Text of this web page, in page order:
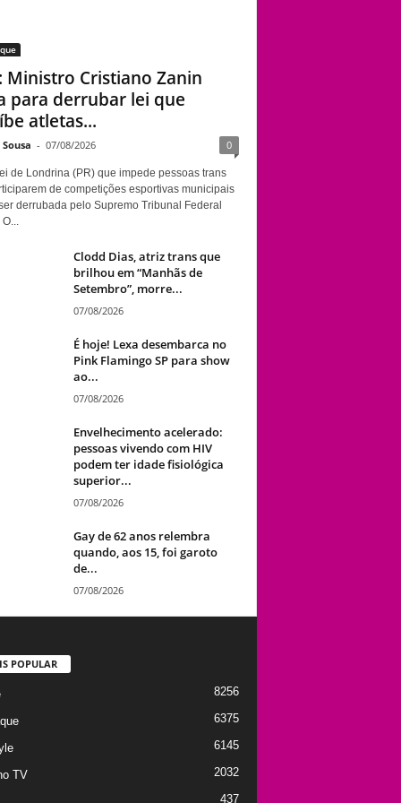
Ministro Cristiano Zanin
para derrubar lei que
atletas...
- 07/08/2026 0
de Londrina (PR) que impede pessoas trans
de competições esportivas municipais
derrubada pelo Supremo Tribunal Federal
Clodd Dias, atriz trans que
brilhou em “Manhãs de
Setembro”, morre...
07/08/2026
É hoje! Lexa desembarca no
Pink Flamingo SP para show
ao...
07/08/2026
Envelhecimento acelerado:
pessoas vivendo com HIV
podem ter idade fisiológica
superior...
07/08/2026
Gay de 62 anos relembra
quando, aos 15, foi garoto
de...
07/08/2026
POPULAR
8256
6375
6145
TV 2032
437